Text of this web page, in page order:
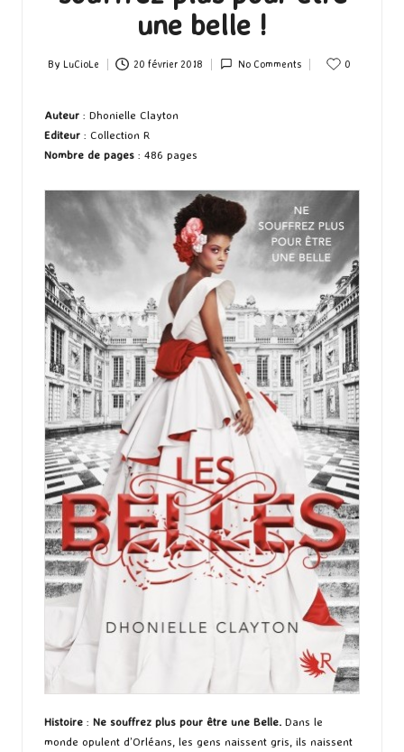
une belle !
Posted
By LuCioLe 20 février 2018 No Comments 0
Auteur : Dhonielle Clayton
Editeur : Collection R
Nombre de pages : 486 pages
Histoire : Ne souffrez plus pour être une Belle. Dans le
monde opulent d’Orléans, les gens naissent gris, ils naissent